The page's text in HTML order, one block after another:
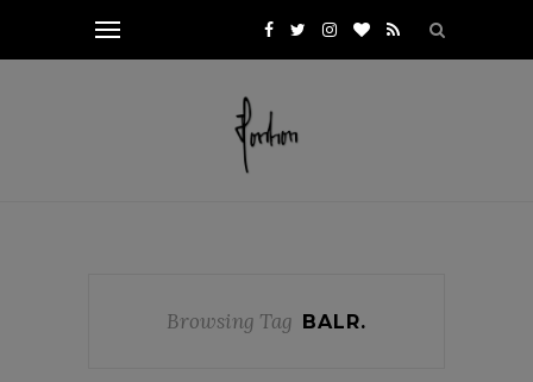
Browsing Tag BALR.